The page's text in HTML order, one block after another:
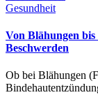
Gesundheit
Von Blähungen
Beschwerden
Ob bei Blähungen